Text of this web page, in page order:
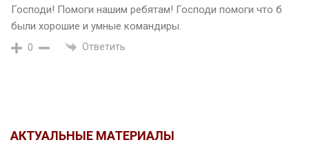
Господи! Помоги нашим ребятам! Господи помоги что б
были хорошие и умные командиры.
0 Ответить
АКТУАЛЬНЫЕ МАТЕРИАЛЫ